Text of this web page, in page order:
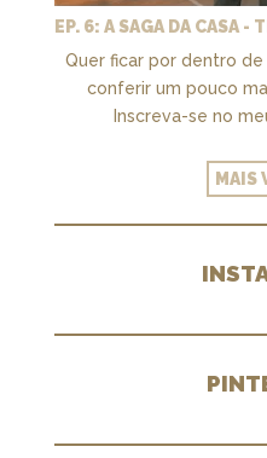
Quer ficar por dentro
conferir um pouco
Inscreva-se no
MAIS